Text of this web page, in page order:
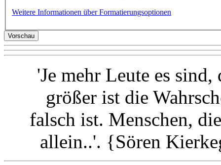
Weitere Informationen über Formatierungsoptionen
'Je mehr Leute es sind,
größer ist die
falsch ist. Menschen,
allein..'. {Sören